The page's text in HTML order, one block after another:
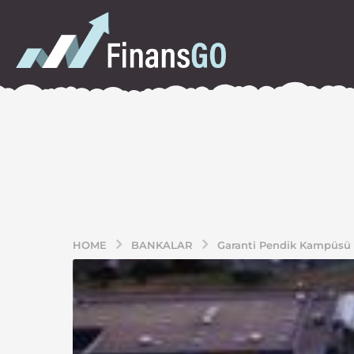
HOME BANKALAR Garanti Pendik Kampüsü